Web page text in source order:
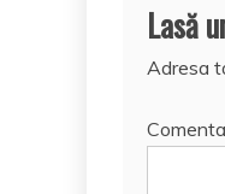
Lasă
Adresa